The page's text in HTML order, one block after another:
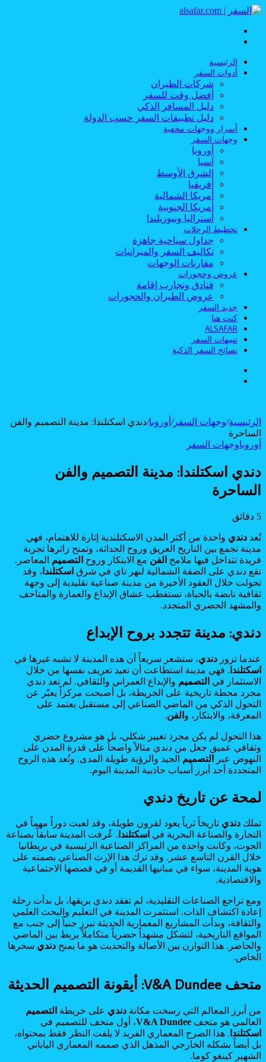
الرئيسية
أدوات السفر
شركات الطيران
أفضل وقت للسفر
دليل المسافر الذكي
دليل تطبيقات السفر حسب الدولة
أسرار ووجهات مخفية
وجهات السفر
أوروبا
آسيا
الشرق الأوسط
أفريقيا
أمريكا الشمالية
أمريكا الجنوبية
أستراليا ونيوزيلندا
تخطيط الرحلات
جداول سياحية جاهزة
تكاليف السفر والميزانيات
مقارنات الوجهات
عروض وحجوزات
فنادق وتجارب إقامة
عروض الطيران والحجوزات
جديد السفر
كنت هنا
ALSAFAR
تنبيهات السفر
نصائح السفر الذكية
الرئيسية/وجهات السفر/ أوروبا/دندي اسكتلندا: مدينة التصميم والفن
الساحرة
أوروباوجهات السفر
دندي اسكتلندا: مدينة التصميم والفن
الساحرة
5 دقائق
تُعد دندي واحدة من أكثر المدن الاسكتلندية إثارة للاهتمام، فهي
مدينة تجمع بين التاريخ العريق وروح الحداثة، وتمنح زائرها تجربة
فريدة تتداخل فيها ملامح الفن مع الابتكار وروح التصميم المعاصر.
تقع دندي على الضفة الشمالية لنهر تاي في شرق اسكتلندا ، وقد
تحولت خلال العقود الأخيرة من مدينة صناعية تقليدية إلى وجهة
ثقافية نابضة بالحياة، تستقطب عشاق الإبداع والعمارة والمتاحف
والمشهد الحضري المتجدد.
دندي: مدينة تتجدد بروح الإبداع
عندما تزور دندي، ستشعر سريعاً أن هذه المدينة لا تشبه غيرها في
اسكتلندا . فهي مدينة استطاعت أن تعيد تعريف نفسها من خلال
الاستثمار في التصميم والإبداع العمراني والثقافي. لم تعد دندي
مجرد محطة تاريخية على الخريطة، بل أصبحت مركزاً يعبّر عن
التحول الذكي من الماضي الصناعي إلى مستقبل يعتمد على
المعرفة، والابتكار، و الفن.
هذا التحول لم يكن مجرد تغيير شكلي، بل هو مشروع حضري
وثقافي عميق جعل من دندي مثالاً واضحاً على قدرة المدن على
النهوض عبر
التصميم الجيد والرؤية طويلة المدى. وتُعد هذه الروح
المتجددة أحد أبرز أسباب جاذبية المدينة اليوم.
لمحة عن تاريخ دندي
تملك دندي تاريخاً ثرياً يعود لقرون طويلة، وقد لعبت دوراً مهماً في
التجارة والصناعة البحرية في اسكتلندا . عُرفت المدينة سابقاً بصناعة
الجوت، وكانت واحدة من المراكز الصناعية الرئيسية في بريطانيا
خلال القرن التاسع عشر. وقد ترك هذا الإرث الصناعي بصمته على
هوية المدينة، سواء في مبانيها القديمة أو في قصصها الاجتماعية
والاقتصادية.
ومع تراجع الصناعات التقليدية، لم تفقد دندي بريقها، بل بدأت رحلة
إعادة اكتشاف الذات. استثمرت المدينة في التعليم والبحث العلمي
والثقافة، وبدأت المشاريع المعمارية الحديثة تبرز جنباً إلى جنب مع
المواقع التاريخية، لتشكل مشهداً حضرياً متكاملاً يربط بين الماضي
والحاضر. هذا التوازن بين الأصالة والتحديث هو ما يمنح دندي سحرها
الخاص.
متحف V&A Dundee: أيقونة التصميم الحديثة
من أبرز المعالم التي رسخت مكانة دندي على خريطة التصميم
العالمي هو متحف V&A Dundee، أول متحف للتصميم في
اسكتلندا . هذا الصرح المعماري الفريد لا يلفت النظر فقط بمحتواه،
بل أيضاً بشكله الخارجي المذهل الذي صممه المعماري الياباني
الشهير كينغو كوما.